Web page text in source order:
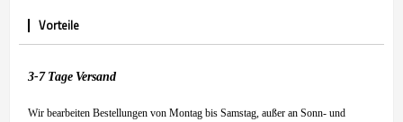
Vorteile
3-7 Tage Versand
Wir bearbeiten Bestellungen von Montag bis Samstag, außer an Sonn- und